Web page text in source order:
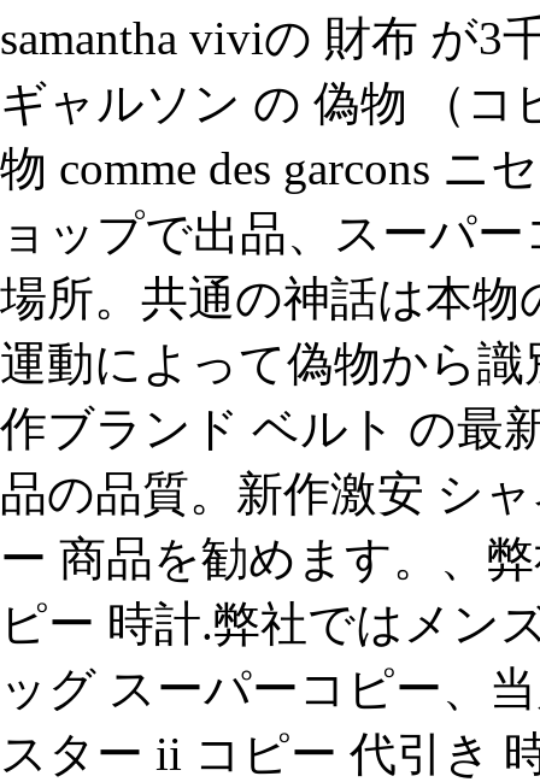
samantha viviの 財布 が
ギャルソン の 偽物 （
物 comme des garcons
ョップで出品、スーパ
場所。共通の神話は本
運動によって偽物から
作ブランド ベルト の最
品の品質。新作激安 シ
ー 商品を勧めます。、
ピー 時計.弊社ではメン
ッグ スーパーコピー、
スター ii コピー 代引き